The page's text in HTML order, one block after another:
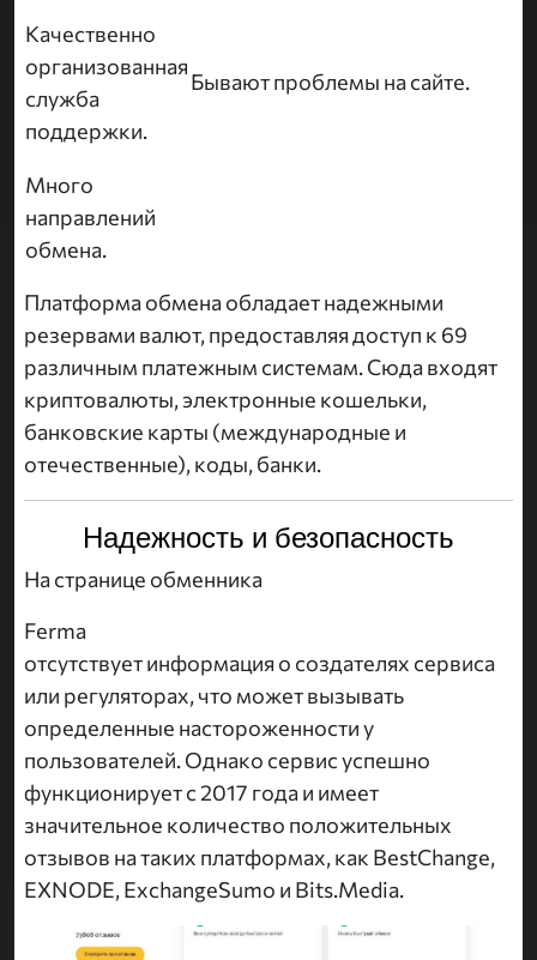
Качественно
организованная
служба
поддержки.
Бывают проблемы на сайте.
Много
направлений
обмена.
Платформа обмена обладает надежными
резервами валют, предоставляя доступ к 69
различным платежным системам. Сюда входят
криптовалюты, электронные кошельки,
банковские карты (международные и
отечественные), коды, банки.
Надежность и безопасность
На странице обменника
Ferma
отсутствует информация о создателях сервиса
или регуляторах, что может вызывать
определенные настороженности у
пользователей. Однако сервис успешно
функционирует с 2017 года и имеет
значительное количество положительных
отзывов на таких платформах, как BestChange,
EXNODE, ExchangeSumo и Bits.Media.